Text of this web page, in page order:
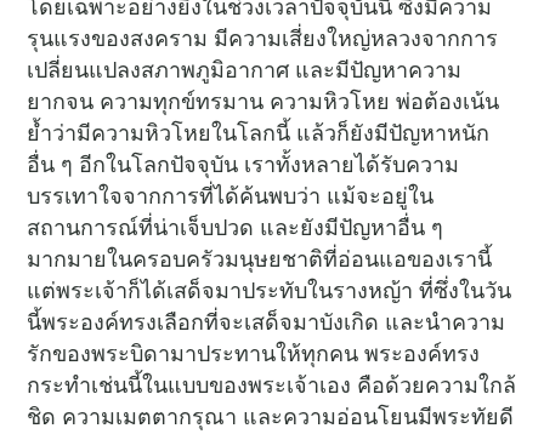
โดยเฉพาะอย่างยิ่งในช่วงเวลาปัจจุบันนี้ ซึ่งมีความ
รุนแรงของสงคราม มีความเสี่ยงใหญ่หลวงจากการ
เปลี่ยนแปลงสภาพภูมิอากาศ และมีปัญหาความ
ยากจน ความทุกข์ทรมาน ความหิวโหย พ่อต้องเน้น
ย้ำว่ามีความหิวโหยในโลกนี้ แล้วก็ยังมีปัญหาหนัก
อื่น ๆ อีกในโลกปัจจุบัน เราทั้งหลายได้รับความ
บรรเทาใจจากการที่ได้ค้นพบว่า แม้จะอยู่ใน
สถานการณ์ที่น่าเจ็บปวด และยังมีปัญหาอื่น ๆ
มากมายในครอบครัวมนุษยชาติที่อ่อนแอของเรานี้
แต่พระเจ้าก็ได้เสด็จมาประทับในรางหญ้า ที่ซึ่งในวัน
นี้พระองค์ทรงเลือกที่จะเสด็จมาบังเกิด และนำความ
รักของพระบิดามาประทานให้ทุกคน พระองค์ทรง
กระทำเช่นนี้ในแบบของพระเจ้าเอง คือด้วยความใกล้
ชิด ความเมตตากรุณา และความอ่อนโยนมีพระทัยดี